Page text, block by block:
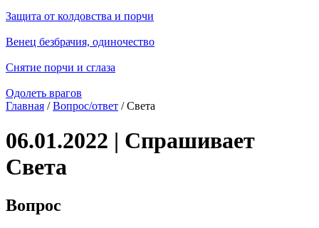
Защита от колдовства и порчи
Венец безбрачия, одиночество
Снятие порчи и сглаза
Одолеть врагов
Главная /Вопрос/ответ / Света
06.01.2022 | Спрашивает
Света
Вопрос